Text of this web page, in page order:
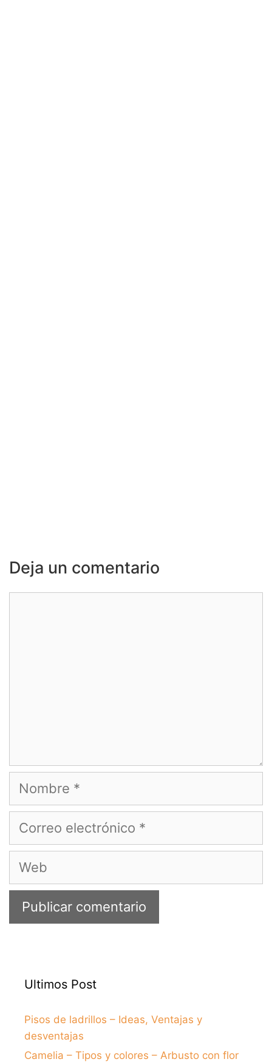
Deja un comentario
Nombre
Correo
electrónico
Web
Ultimos Post
Pisos de ladrillos – Ideas, Ventajas y
desventajas
Camelia – Tipos y colores – Arbusto con flor